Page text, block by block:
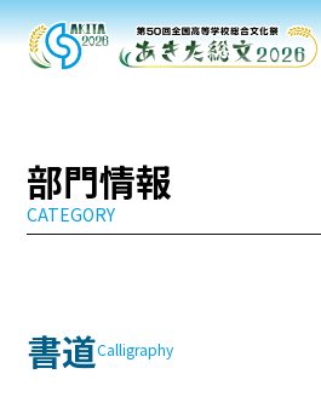
大会概要
部門情報
CATEGORY
書道Calligraphy